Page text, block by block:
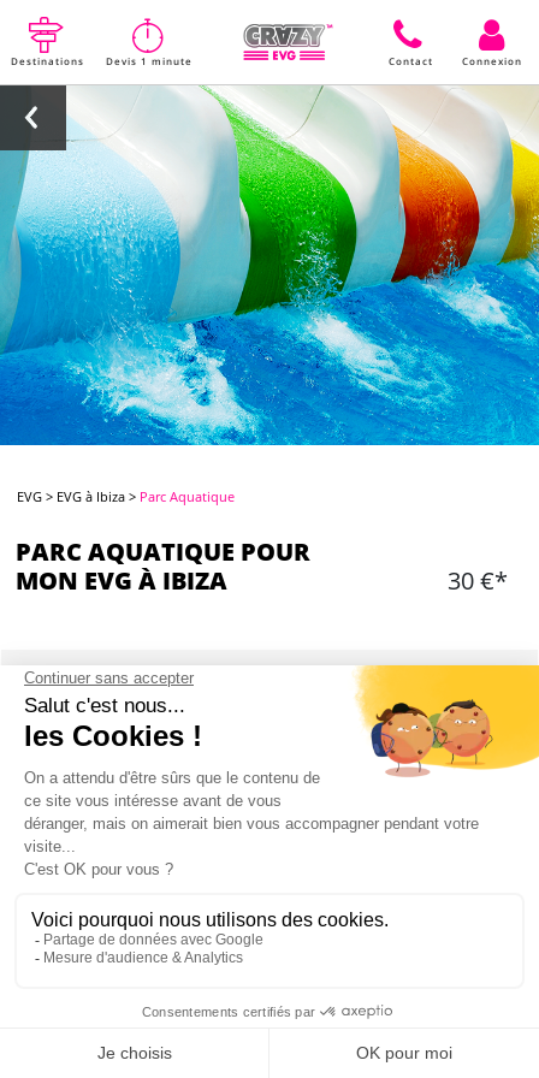
Destinations Devis 1 minute Contact Connexion
EVG > EVG à Ibiza > Parc Aquatique
PARC AQUATIQUE POUR
MON EVG À IBIZA
30 €*
CONTENU
Entrée pour le parc aquatique
Accès à toutes les attractions
PARC AQUATIQUE À IBIZA : PRÉSENTATION
Vous avez rendez-vous au parc aquatique de Ibiza pour une journée
fun et détente.
Mon EVG à Ibiza